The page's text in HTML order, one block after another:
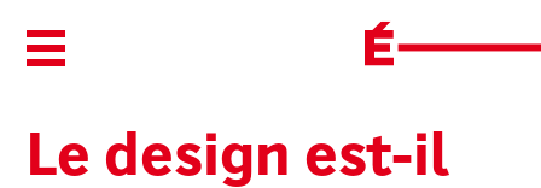
Ouvrir/Fermer le menu
Le design est-il